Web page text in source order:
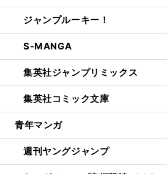
ジャンプルーキー！
S-MANGA
集英社ジャンプリミックス
集英社コミック文庫
青年マンガ
週刊ヤングジャンプ